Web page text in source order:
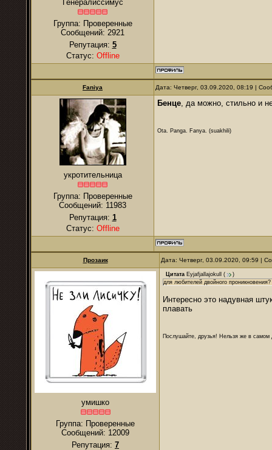
Генералиссимус
Группа: Проверенные
Сообщений: 2921
Репутация: 5
Статус: Offline
Faniya Дата: Четверг, 03.09.2020, 08:19 |
укротительница
Группа: Проверенные
Сообщений: 11983
Репутация: 1
Статус: Offline
Бенце, да можно, стильно и
Ota. Panga. Fanya. (suakhili)
Прозаик Дата: Четверг, 03.09.2020, 09:59 |
умишко
Группа: Проверенные
Сообщений: 12009
Репутация: 7
Цитата Eyjafjallajokull (
)
для любителей двойного проникновения?
Интересно это надувная
плавать
Послушайте, друзья! Нельзя же в самом